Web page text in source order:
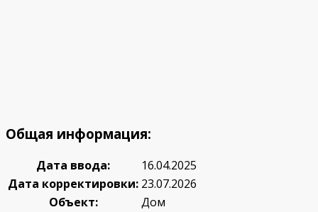
Общая информация:
Дата ввода:
16.04.2025
Дата корректировки: 23.07.2026
Объект:
Дом